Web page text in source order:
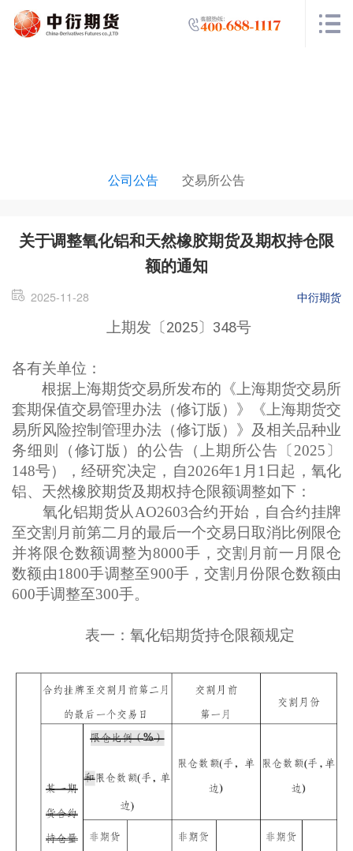
公司公告 交易所公告
关于调整氧化铝和天然橡胶期货及期权持仓限
额的通知
2025-11-28 中衍期货
上期发〔2025〕348号
各有关单位：
根据上海期货交易所发布的《上海期货交易所
套期保值交易管理办法（修订版）》《上海期货交
易所风险控制管理办法（修订版）》及相关品种业
务细则（修订版）的公告（上期所公告〔2025〕
148号），经研究决定，自2026年1月1日起，氧化
铝、天然橡胶期货及期权持仓限额调整如下：
氧化铝期货从AO2603合约开始，自合约挂牌
至交割月前第二月的最后一个交易日取消比例限仓
并将限仓数额调整为8000手，交割月前一月限仓
数额由1800手调整至900手，交割月份限仓数额由
600手调整至300手。
表一：氧化铝期货持仓限额规定